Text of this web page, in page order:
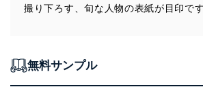
個人情報の安全管理措置
施し、個人情報の漏えい、滅失またはき
正に努めます。
撮り下ろす、旬な人物の表紙が目印です
無料サンプル